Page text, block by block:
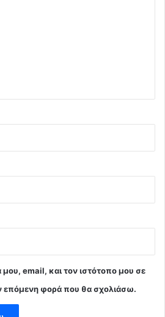
email, και τον ιστότοπο μου σε
επόμενη φορά που θα σχολιάσω.